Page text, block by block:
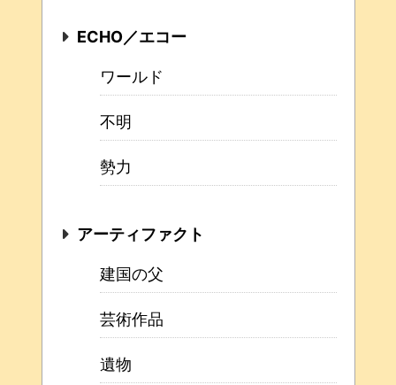
ECHO／エコー
ワールド
不明
勢力
アーティファクト
建国の父
芸術作品
遺物